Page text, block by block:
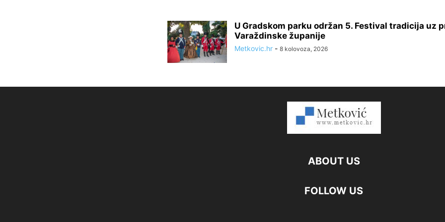
U Gradskom parku održan 5. Festival tradicija uz
Varaždinske županije
Metkovic.hr - 8 kolovoza, 2026
ABOUT US
FOLLOW US